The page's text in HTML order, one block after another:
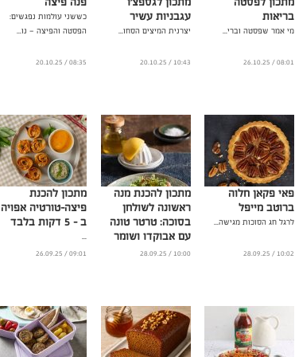
בריאות
מי אמר שפסטה וברי...
08:01 / 26.10.25
עגבניות עשיר
יצרנית המיצים הסחו...
10:43 / 20.10.25
כששני עולמות נפגשים:
הפסטה והפיצה — נו...
08:35 / 20.10.25
פאי פקאן חלוה
ברוטב מייפל
לרגל חג הסוכות מגישה...
10:02 / 28.09.25
מתכון להכנת מנה
ראשונה לשולחן
בסוכה: טרטר טונה
עם אבוקדו ושומר
...
10:00 / 28.09.25
מתכון להכנת
פיצה-טורטיה אפויה
ב – 5 דקות בלבד
...
09:01 / 26.09.25